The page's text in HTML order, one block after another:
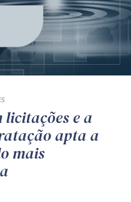
licitações e a
apta a
mais